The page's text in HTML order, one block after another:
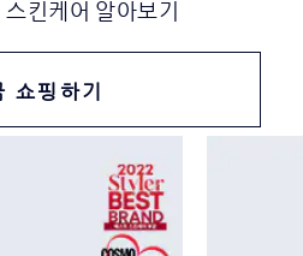
킨케어 알아보기
쇼핑하기